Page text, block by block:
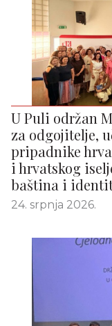
U Puli održan
za odgojitelje,
pripadnike
i hrvatskog
baština i
24. srpnja 2026.